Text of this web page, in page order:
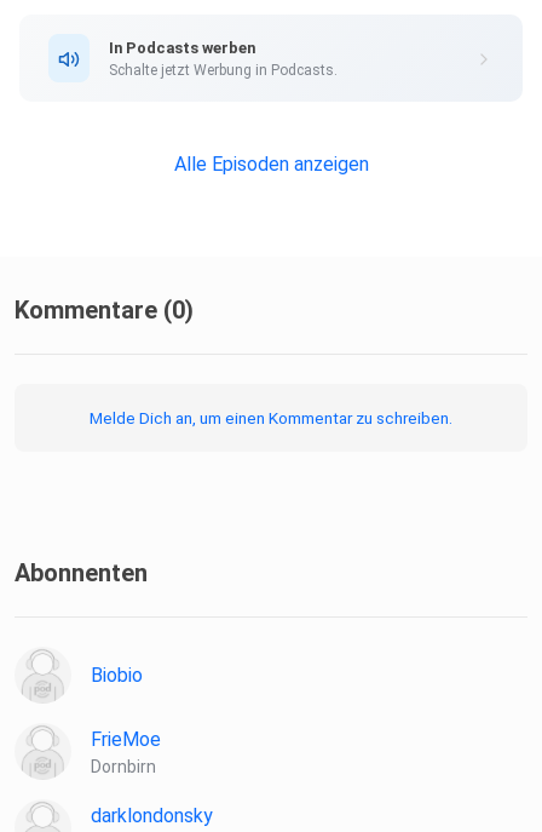
In Podcasts werben
Schalte jetzt Werbung in Podcasts.
Alle Episoden anzeigen
Kommentare (0)
Melde Dich an, um einen Kommentar zu schreiben.
Abonnenten
Biobio
FrieMoe
Dornbirn
darklondonsky